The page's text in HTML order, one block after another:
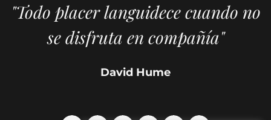
"Todo placer languidece cuando no
se disfruta en compañía"
David Hume